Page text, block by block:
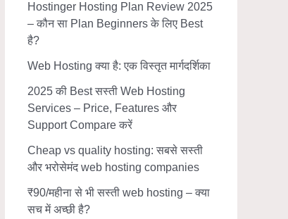
Hostinger Hosting Plan Review 2025
– कौन सा Plan Beginners के लिए Best
है?
Web Hosting क्या है: एक विस्तृत मार्गदर्शिका
2025 की Best सस्ती Web Hosting
Services – Price, Features और
Support Compare करें
Cheap vs quality hosting: सबसे सस्ती
और भरोसेमंद web hosting companies
₹90/महीना से भी सस्ती web hosting – क्या
सच में अच्छी है?